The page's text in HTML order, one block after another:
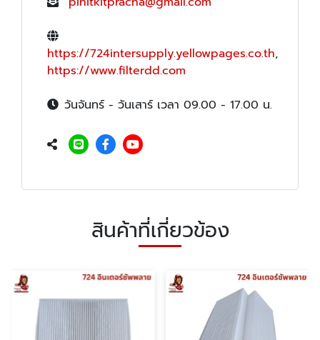
https://724intersupply.yellowpages.co.th,
https://www.filterdd.com
วันจันทร์ - วันเสาร์ เวลา 09.00 - 17.00 น.
สินค้าที่เกี่ยวข้อง